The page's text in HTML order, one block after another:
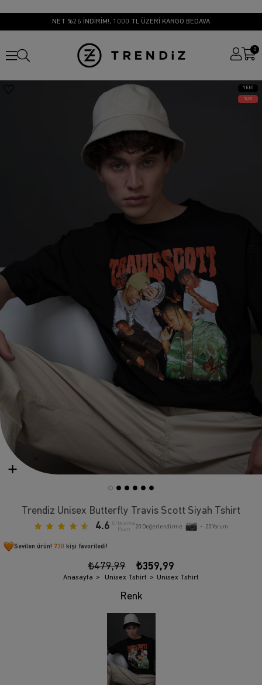
NET %25 İNDİRİM!, 1000 TL ÜZERİ KARGO BEDAVA
0
YENI
ÜRÜN
25
Trendiz Unisex Butterfly Travis Scott Siyah Tshirt
4.6 Ortalama
Puan
20 Değerlendirme • 20Yorum
Sevilen ürün! 730 kişi favoriledi!
₺479,99 ₺359,99
Anasayfa Unisex Tshirt Unisex Tshirt